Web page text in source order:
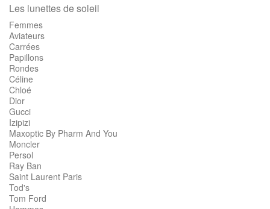
Les lunettes de soleil
Femmes
Aviateurs
Carrées
Papillons
Rondes
Céline
Chloé
Dior
Gucci
Izipizi
Maxoptic By Pharm And You
Moncler
Persol
Ray Ban
Saint Laurent Paris
Tod's
Tom Ford